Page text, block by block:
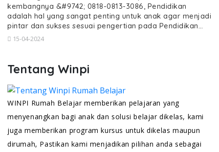
kembangnya &#9742; 0818-0813-3086, Pendidikan
adalah hal yang sangat penting untuk anak agar menjadi
pintar dan sukses sesuai pengertian pada Pendidikan…
15-04-2024
Tentang Winpi
WINPI Rumah Belajar memberikan pelajaran yang
menyenangkan bagi anak dan solusi belajar dikelas, kami
juga memberikan program kursus untuk dikelas maupun
dirumah, Pastikan kami menjadikan pilihan anda sebagai